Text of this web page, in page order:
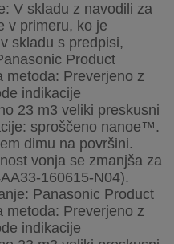
V skladu z navodili za
v primeru, ko je
skladu s predpisi,
Product
metoda: Preverjeno z
indikacije
23 m3 veliki preskusni
sproščeno nanoe™.
dimu na površini.
vonja se zmanjša za
160615-N04).
Panasonic Product
metoda: Preverjeno z
indikacije